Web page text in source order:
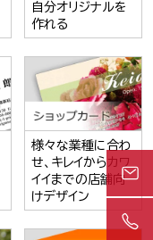
自分オリジナルを
作れる
様々な業種に合わ
せ、キレイからカワ
イイまでの店舗向
けデザイン